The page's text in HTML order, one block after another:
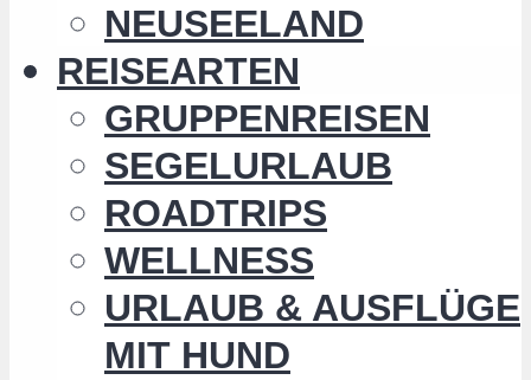
NEUSEELAND
REISEARTEN
GRUPPENREISEN
SEGELURLAUB
ROADTRIPS
WELLNESS
URLAUB & AUSFLÜGE
MIT HUND